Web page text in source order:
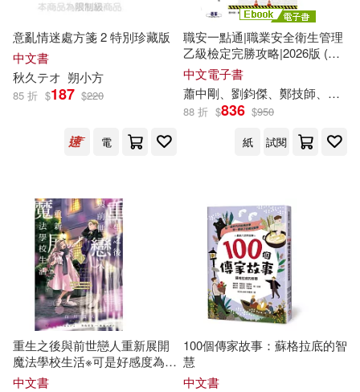
あさのハジメ(12)
ダンミル(12)
六つ花えいこ(12) 劉增利(12)
嚴軍（總主編）(12) 巴金(12)
平井和正(12) 方秋停(12)
月嵐(12) 朱海峰（主編）(12)
重慶出版社(40)
中國紡織出版社(39)
字畝文化(39)
復旦大學出版社(38)
藍海文化(38) 長春出版社(38)
天下雜誌(37)
禾馬(37) 北方文藝出版社(36)
意亂情迷處方箋 2 特別珍藏版
中文書
秋久テオ 朔小方
85 折 $187 $220
電
職安一點通|職業安全衛生管理
乙級檢定完勝攻略|2026版 (電
子書)
中文電子書
蕭中剛、劉鈞傑、鄭技師、賴
88 折 $836 $950
紙
試閱
重生之後與前世戀人重新展開
魔法學校生活※可是好感度為0
4
中文書
100個傳家故事：蘇格拉底的智
慧
中文書